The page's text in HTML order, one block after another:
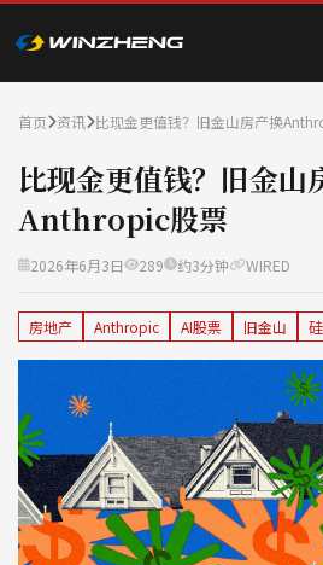
首页 资讯 比现金更值钱？旧金山房产换
比现金更值钱？旧金山
Anthropic股票
2026年6月3日 289 约3分钟 WIRED
房地产 Anthropic AI股票 旧金山